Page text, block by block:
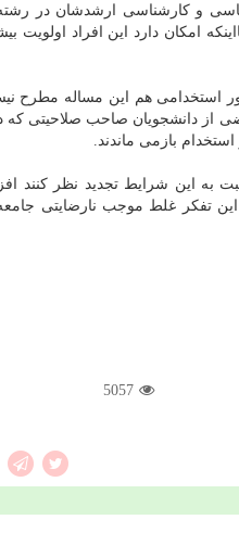
و كارشناسی ارشدشان در
امكان دارد این افراد اولویت
استخدامی هم این مساله مطرح
دانشجویان صاحب صلاحیتی كه
بازمی ماندند.
این شرایط تجدید نظر كنند
تفكر غلط موجب نارضایتی
5057